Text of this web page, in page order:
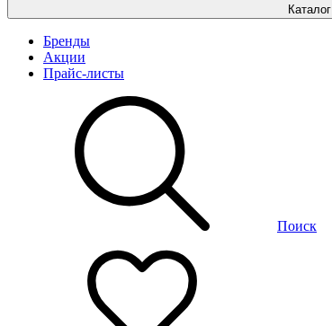
Каталог
Бренды
Акции
Прайс-листы
Поиск